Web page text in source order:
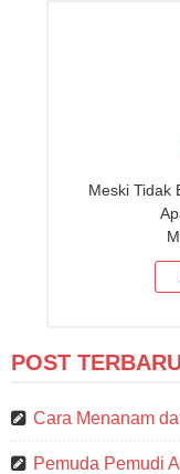
Meski Tidak
POST
Cara Menanam
Pemuda Pemudi